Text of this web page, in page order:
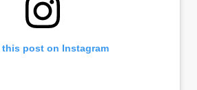
this post on Instagram